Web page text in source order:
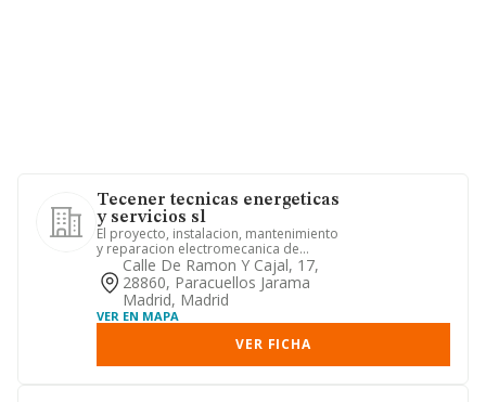
Tecener tecnicas energeticas
y servicios sl
El proyecto, instalacion, mantenimiento
y reparacion electromecanica de
motores diesel y sus equipo...
Calle De Ramon Y Cajal, 17,
28860, Paracuellos Jarama
Madrid, Madrid
VER EN MAPA
VER FICHA